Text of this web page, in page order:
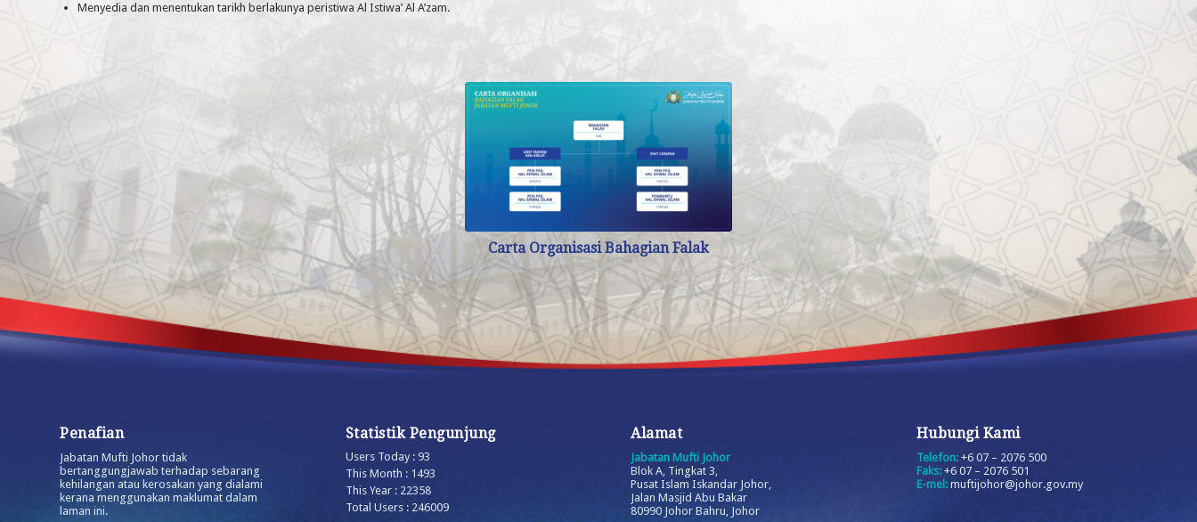
Menyedia dan menentukan tarikh berlakunya peristiwa Al Istiwa’ Al A’zam.
Carta Organisasi Bahagian Falak
Penafian
Jabatan Mufti Johor tidak
bertanggungjawab terhadap sebarang
kehilangan atau kerosakan yang dialami
kerana menggunakan maklumat dalam
laman ini.
Statistik Pengunjung
Users Today : 93
This Month : 1493
This Year : 22358
Total Users : 246009
Alamat
Jabatan Mufti Johor
Blok A, Tingkat 3,
Pusat Islam Iskandar Johor,
Jalan Masjid Abu Bakar
80990 Johor Bahru, Johor
Hubungi Kami
Telefon:+6 07 – 2076 500
Faks:+6 07 – 2076 501
E-mel:muftijohor@johor.gov.my